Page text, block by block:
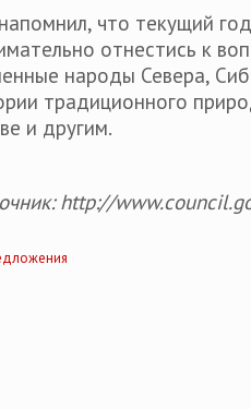
что текущий
отнестись к
народы Севера,
традиционного
и другим.
http://